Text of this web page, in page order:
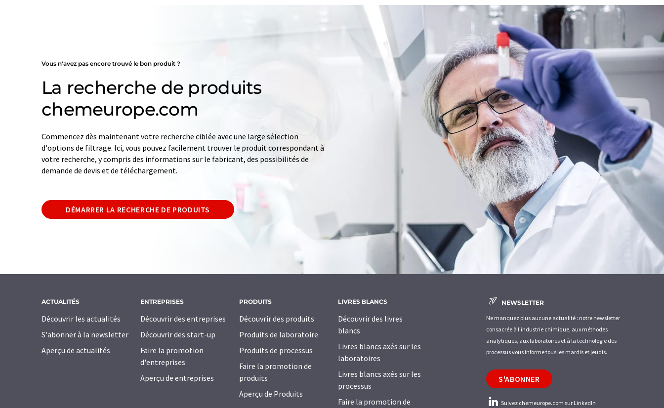
Vous n'avez pas encore trouvé le bon produit ?
La recherche de produits
chemeurope.com
Commencez dès maintenant votre recherche ciblée avec une large sélection
d'options de filtrage. Ici, vous pouvez facilement trouver le produit correspondant à
votre recherche, y compris des informations sur le fabricant, des possibilités de
demande de devis et de téléchargement.
DÉMARRER LA RECHERCHE DE PRODUITS
ACTUALITÉS
Découvrir les actualités
S'abonner à la newsletter
Aperçu de actualités
ENTREPRISES
Découvrir des entreprises
Découvrir des start-up
Faire la promotion
d'entreprises
Aperçu de entreprises
PRODUITS
Découvrir des produits
Produits de laboratoire
Produits de processus
Faire la promotion de
produits
Aperçu de Produits
LIVRES BLANCS
Découvrir des livres
blancs
Livres blancs axés sur les
laboratoires
Livres blancs axés sur les
processus
Faire la promotion de
NEWSLETTER
Ne manquez plus aucune actualité : notre newsletter
consacrée à l'industrie chimique, aux méthodes
analytiques, aux laboratoires et à la technologie des
processus vous informe tous les mardis et jeudis.
S'ABONNER
Suivez chemeurope.com sur LinkedIn